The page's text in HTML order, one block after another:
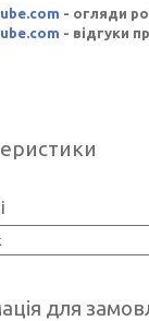
- огляди
- відгуки
для